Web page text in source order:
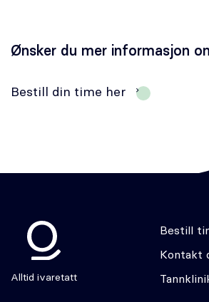
Ønsker du mer informasjon
Bestill din time her
Alltid ivaretatt
Bestill
Kontakt